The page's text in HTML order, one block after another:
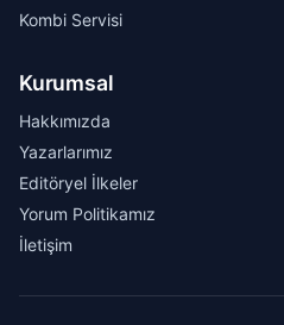
Kombi Servisi
Kurumsal
Hakkımızda
Yazarlarımız
Editöryel İlkeler
Yorum Politikamız
İletişim